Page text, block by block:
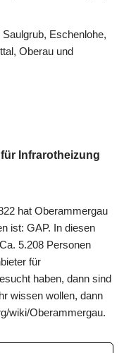
Eschenlohe,
Oberau und
Infrarotheizung
hat Oberammergau
ist: GAP. In diesen
5.208 Personen
für
haben, dann sind
wissen wollen, dann
wiki/Oberammergau.